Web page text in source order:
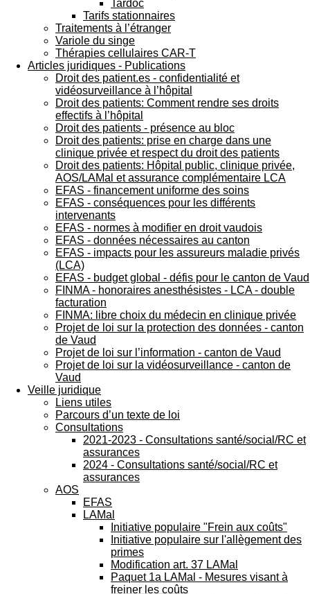
Tardoc
Tarifs stationnaires
Traitements à l’étranger
Variole du singe
Thérapies cellulaires CAR-T
Articles juridiques - Publications
Droit des patient.es - confidentialité et
vidéosurveillance à l’hôpital
Droit des patients: Comment rendre ses droits
effectifs à l’hôpital
Droit des patients - présence au bloc
Droit des patients: prise en charge dans une
clinique privée et respect du droit des patients
Droit des patients: Hôpital public, clinique privée,
AOS/LAMal et assurance complémentaire LCA
EFAS - financement uniforme des soins
EFAS - conséquences pour les différents
intervenants
EFAS - normes à modifier en droit vaudois
EFAS - données nécessaires au canton
EFAS - impacts pour les assureurs maladie privés
(LCA)
EFAS - budget global - défis pour le canton de Vaud
FINMA - honoraires anesthésistes - LCA - double
facturation
FINMA: libre choix du médecin en clinique privée
Projet de loi sur la protection des données - canton
de Vaud
Projet de loi sur l’information - canton de Vaud
Projet de loi sur la vidéosurveillance - canton de
Vaud
Veille juridique
Liens utiles
Parcours d’un texte de loi
Consultations
2021-2023 - Consultations santé/social/RC et
assurances
2024 - Consultations santé/social/RC et
assurances
AOS
EFAS
LAMal
Initiative populaire "Frein aux coûts"
Initiative populaire sur l'allègement des
primes
Modification art. 37 LAMal
Paquet 1a LAMal - Mesures visant à
freiner les coûts